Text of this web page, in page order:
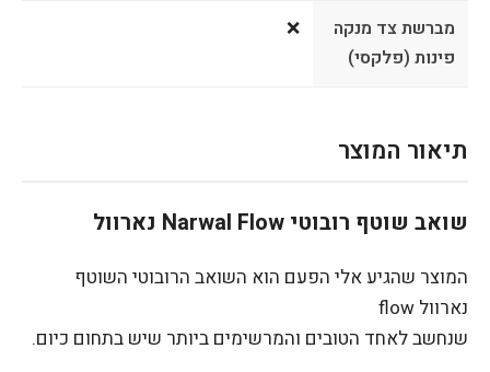
מברשת צד מנקה
פינות (פלקסי)
❌
תיאור המוצר
שואב שוטף רובוטי Narwal Flow נארוול
המוצר שהגיע אלי הפעם הוא השואב הרובוטי השוטף
נארוול flow
שנחשב לאחד הטובים והמרשימים ביותר שיש בתחום כיום.